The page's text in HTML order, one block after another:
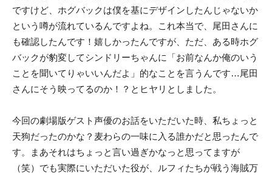
ですけど、ホグバックは僕を基にデザインしたんじゃないか
という噂が流れているんですよね。これ本当で、尾田さんに
も確認したんです！嬉しかったんですが、ただ、ある時ホグ
バックが豹変してシンドリーちゃんに「お前なんか俺のいう
ことを聞いてりゃいいんだよ」的なことを言うんです…尾田
さんにそう映ってるのか！？とヒヤリとしました。
今回の劇場版ゲスト声優のお話をいただいた時、私ちょっと
天狗だったのかな？麦わらの一味に入る誰かだと思ったんで
す。まあそれはちょっと言い過ぎかなっと思ってますが
（笑）でも実際にいただいた役が、ルフィたちが戦う海賊万